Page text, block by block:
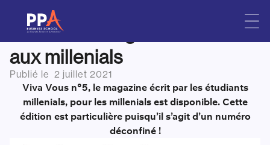
Viva Vous n°5 : la nouvelle
édition du magazine dédié
aux millenials
Publié le 2 juillet 2021
Viva Vous n°5, le magazine écrit par les étudiants
millenials, pour les millenials est disponible. Cette
édition est particulière puisqu’il s’agit d’un numéro
déconfiné !